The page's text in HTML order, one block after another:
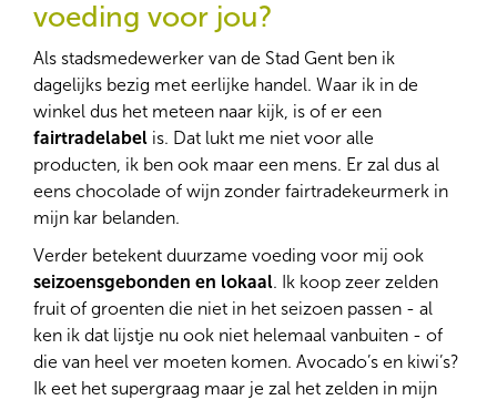
voeding voor jou?
Als stadsmedewerker van de Stad Gent ben ik
dagelijks bezig met eerlijke handel. Waar ik in de
winkel dus het meteen naar kijk, is of er een
fairtradelabel is. Dat lukt me niet voor alle
producten, ik ben ook maar een mens. Er zal dus al
eens chocolade of wijn zonder fairtradekeurmerk in
mijn kar belanden.
Verder betekent duurzame voeding voor mij ook
seizoensgebonden en lokaal. Ik koop zeer zelden
fruit of groenten die niet in het seizoen passen - al
ken ik dat lijstje nu ook niet helemaal vanbuiten - of
die van heel ver moeten komen. Avocado’s en kiwi’s?
Ik eet het supergraag maar je zal het zelden in mijn